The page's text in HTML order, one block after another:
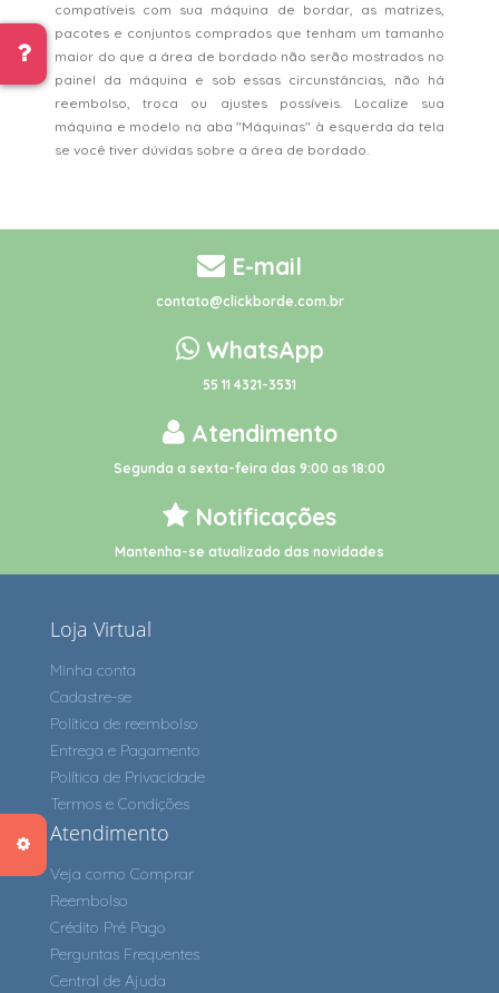
compatíveis com sua máquina de bordar, as matrizes,
pacotes e conjuntos comprados que tenham um tamanho
maior do que a área de bordado não serão mostrados no
painel da máquina e sob essas circunstâncias, não há
reembolso, troca ou ajustes possíveis. Localize sua
máquina e modelo na aba "Máquinas" à esquerda da tela
se você tiver dúvidas sobre a área de bordado.
E-mail
contato@clickborde.com.br
WhatsApp
55 11 4321-3531
Atendimento
Segunda a sexta-feira das 9:00 as 18:00
Notificações
Mantenha-se atualizado das novidades
Loja Virtual
Minha conta
Cadastre-se
Política de reembolso
Entrega e Pagamento
Política de Privacidade
Termos e Condições
Atendimento
Veja como Comprar
Reembolso
Crédito Pré Pago
Perguntas Frequentes
Central de Ajuda